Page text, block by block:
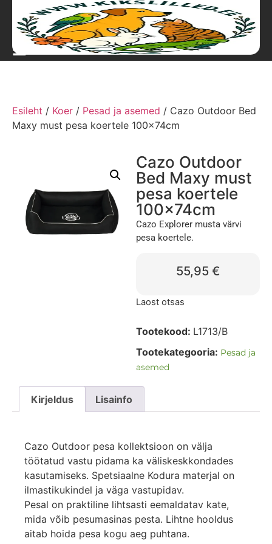
Esileht / Koer / Pesad ja asemed / Cazo Outdoor Bed
Maxy must pesa koertele 100x74cm
Cazo Outdoor
Bed Maxy must
pesa koertele
100x74cm
Cazo Explorer musta värvi
pesa koertele.
55,95 €
Laost otsas
Tootekood: L1713/B
Tootekategooria: Pesad ja
asemed
Kirjeldus Lisainfo
Cazo Outdoor pesa kollektsioon on välja
töötatud vastu pidama ka väliskeskkondades
kasutamiseks. Spetsiaalne Kodura materjal on
ilmastikukindel ja väga vastupidav.
Pesal on praktiline lihtsasti eemaldatav kate,
mida võib pesumasinas pesta. Lihtne hooldus
aitab hoida pesa kogu aeg puhtana.